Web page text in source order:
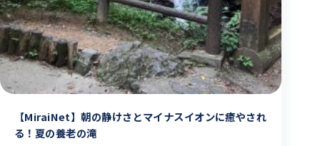
【MiraiNet】朝の静けさとマイナスイオンに癒やされ
る！夏の養老の滝